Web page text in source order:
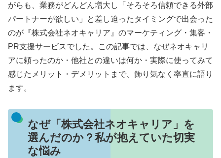
がらも、業務がどんどん増大し「そろそろ信頼できる外部
パートナーが欲しい」と差し迫ったタイミングで出会った
のが『株式会社ネオキャリア』のマーケティング・集客・
PR支援サービスでした。この記事では、なぜネオキャリ
アに頼ったのか・他社との違いは何か・実際に使ってみて
感じたメリット・デメリットまで、飾り気なく率直に語り
ます。
なぜ「株式会社ネオキャリア」を
選んだのか？私が抱えていた切実
な悩み